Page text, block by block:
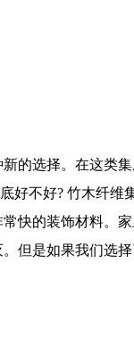
的选择。在这类
好不好? 竹木纤维
快的装饰材料。
但是如果我们选